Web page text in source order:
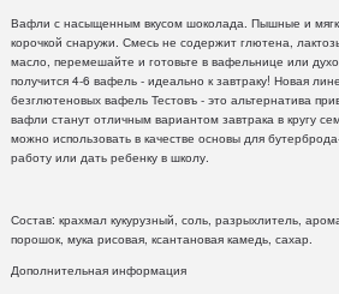
Вафли с насыщенным вкусом шоколада. Пышные и
корочкой снаружи. Смесь не содержит глютена,
масло, перемешайте и готовьте в вафельнице или
получится 4-6 вафель - идеально к завтраку! Новая
безглютеновых вафель Тестовъ - это альтернатива
вафли станут отличным вариантом завтрака в кругу
можно использовать в качестве основы для
работу или дать ребенку в школу.
Состав: крахмал кукурузный, соль, разрыхлитель,
порошок, мука рисовая, ксантановая камедь, сахар.
Дополнительная информация